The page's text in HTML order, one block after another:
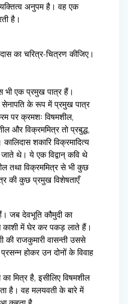
अनुपम है। वह एक
है।
का चरित्र-चित्रण कीजिए।
भी एक प्रमुख पात्र हैं।
सेनापति के रूप में प्रमुख पात्र
पर क्रमशः विषमशील,
और विक्रममित्र तो प्रबुद्ध,
शकारि विक्रमादित्य
थे। ये एक विद्वान् कवि थे
तथा विक्रममित्र से भी कुछ
की कुछ प्रमुख विशेषताएँ
जब देवभूति कौमुदी का
काशी में घेर कर पकड़ लाते हैं।
की राजकुमारी वासन्ती उससे
होकर उन दोनों के विवाह
मित्र है, इसीलिए विषमशील
है। वह मलयवती के बारे में